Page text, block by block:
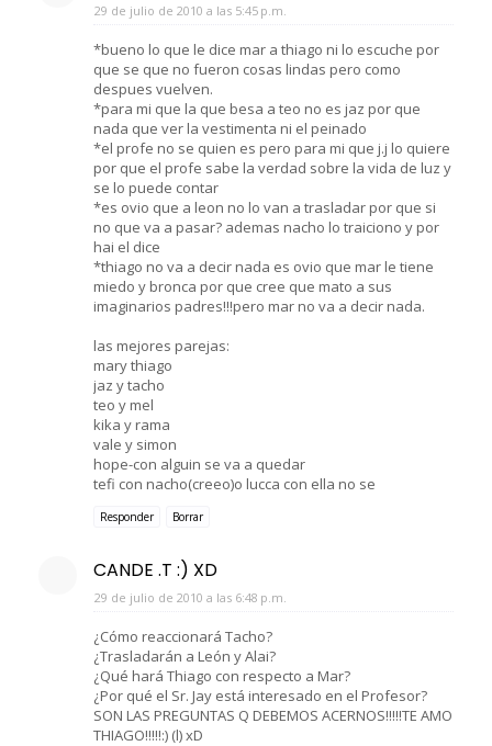
29 de julio de 2010 a las 5:45 p.m.
*bueno lo que le dice mar a thiago ni lo escuche por
que se que no fueron cosas lindas pero como
despues vuelven.
*para mi que la que besa a teo no es jaz por que
nada que ver la vestimenta ni el peinado
*el profe no se quien es pero para mi que j.j lo quiere
por que el profe sabe la verdad sobre la vida de luz y
se lo puede contar
*es ovio que a leon no lo van a trasladar por que si
no que va a pasar? ademas nacho lo traiciono y por
hai el dice
*thiago no va a decir nada es ovio que mar le tiene
miedo y bronca por que cree que mato a sus
imaginarios padres!!!pero mar no va a decir nada.
las mejores parejas:
mary thiago
jaz y tacho
teo y mel
kika y rama
vale y simon
hope-con alguin se va a quedar
tefi con nacho(creeo)o lucca con ella no se
Responder Borrar
CANDE .T :) XD
29 de julio de 2010 a las 6:48 p.m.
¿Cómo reaccionará Tacho?
¿Trasladarán a León y Alai?
¿Qué hará Thiago con respecto a Mar?
¿Por qué el Sr. Jay está interesado en el Profesor?
SON LAS PREGUNTAS Q DEBEMOS ACERNOS!!!!!TE AMO
THIAGO!!!!!:) (l) xD